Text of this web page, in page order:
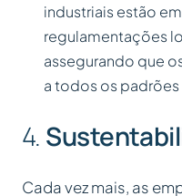
industriais estão
regulamentações
assegurando que
a todos os
4.
Cada vez mais, as